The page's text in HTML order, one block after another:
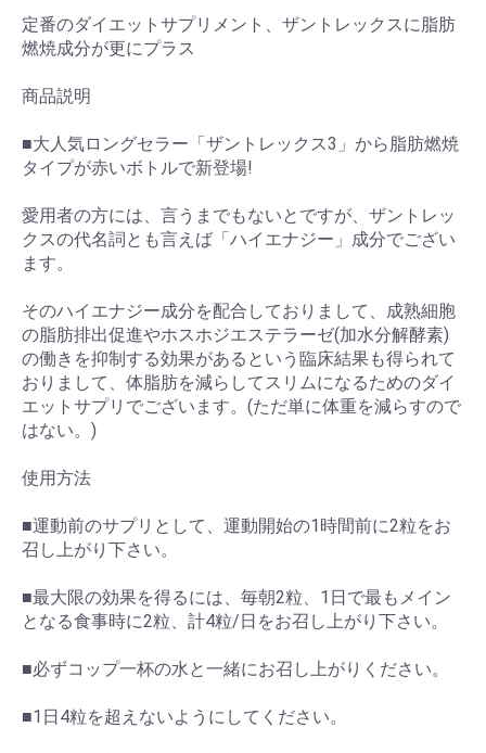
定番のダイエットサプリメント、ザントレックスに脂肪
燃焼成分が更にプラス
商品説明
■大人気ロングセラー「ザントレックス3」から脂肪燃焼
タイプが赤いボトルで新登場!
愛用者の方には、言うまでもないとですが、ザントレッ
クスの代名詞とも言えば「ハイエナジー」成分でござい
ます。
そのハイエナジー成分を配合しておりまして、成熟細胞
の脂肪排出促進やホスホジエステラーゼ(加水分解酵素)
の働きを抑制する効果があるという臨床結果も得られて
おりまして、体脂肪を減らしてスリムになるためのダイ
エットサプリでございます。(ただ単に体重を減らすので
はない。)
使用方法
■運動前のサプリとして、運動開始の1時間前に2粒をお
召し上がり下さい。
■最大限の効果を得るには、毎朝2粒、1日で最もメイン
となる食事時に2粒、計4粒/日をお召し上がり下さい。
■必ずコップ一杯の水と一緒にお召し上がりください。
■1日4粒を超えないようにしてください。